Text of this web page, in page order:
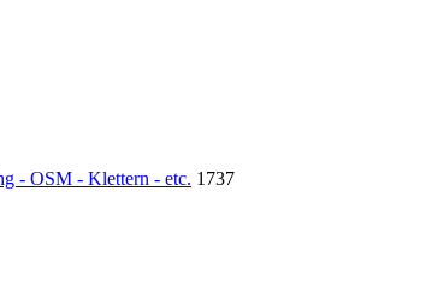
- OSM - Klettern - etc. 1737